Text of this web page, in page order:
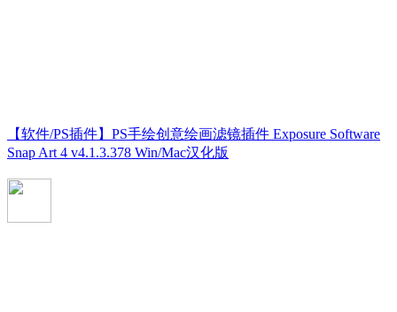
【软件/PS插件】PS手绘创意绘画滤镜插件 Exposure Software
Snap Art 4 v4.1.3.378 Win/Mac汉化版